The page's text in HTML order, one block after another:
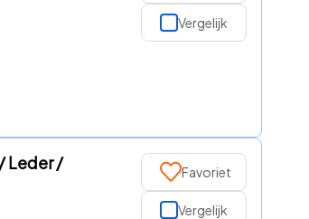
Vergelijk
Leder / Favoriet
Vergelijk